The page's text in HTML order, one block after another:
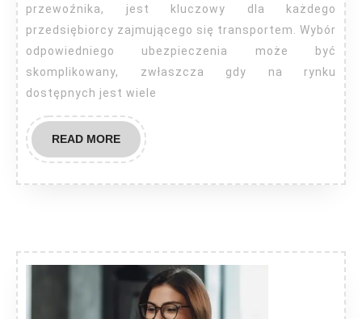
przewoźnika, jest kluczowy dla każdego
przedsiębiorcy zajmującego się transportem. Wybór
odpowiedniego ubezpieczenia może być
skomplikowany, zwłaszcza gdy na rynku
dostępnych jest wiele
READ MOREREAD
MORE